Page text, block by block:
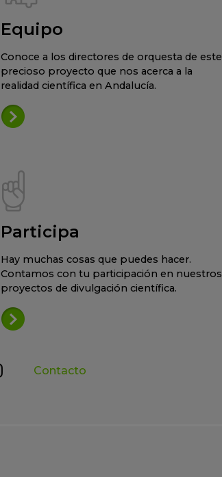
Equipo
Conoce a los directores de orquesta de este
precioso proyecto que nos acerca a la
realidad científica en Andalucía.
Participa
Hay muchas cosas que puedes hacer.
Contamos con tu participación en nuestros
proyectos de divulgación científica.
Contacto